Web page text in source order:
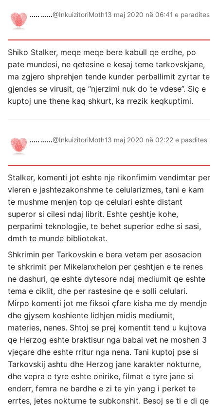
..... ......@InkuizitoriMoth13 maj 2020 në 06:41 e paradites
Shiko Stalker, meqe meqe bere kabull qe erdhe, po
pate mundesi, ne qetesine e kesaj teme tarkovskjane,
ma zgjero shprehjen tende kunder perballimit zyrtar te
gjendes se virusit, qe “njerzimi nuk do te vdese”. Siç e
kuptoj une thene kaq shkurt, ka rrezik keqkuptimi.
..... ......@InkuizitoriMoth13 maj 2020 në 02:22 e pasdites
Stalker, komenti jot eshte nje rikonfimim vendimtar per
vleren e jashtezakonshme te celularizmes, tani e kam
te mushme menjen top qe celulari eshte distant
superor si cilesi ndaj librit. Eshte çeshtje kohe,
perparimi teknologjie, te behet superior edhe si sasi,
dmth te munde bibliotekat.
Shkrimin per Tarkovskin e bera vetem per asosacion
te shkrimit per Mikelanxhelon per çeshtjen e te renes
ne dashuri, qe eshte dytesore ndaj mediumit qe eshte
tema e ciklit, dhe per rastesine qe e solli celulari.
Mirpo komenti jot me fiksoi çfare kisha me dy mendje
dhe gjysem koshiente lidhjen midis mediumit,
materies, nenes. Shtoj se prej komentit tend u kujtova
qe Herzog eshte braktisur nga babai vet ne moshen 3
vjeçare dhe eshte rritur nga nena. Tani kuptoj pse si
Tarkovskij ashtu dhe Herzog jane karakter nokturne,
dhe vepra e tyre eshte onirike, filmat e tyre jane si
enderr, femra ne bardhe e zi te yin yang i perket te
errtes, jetes nokturne te subkonshit. Besoj se ti e di qe